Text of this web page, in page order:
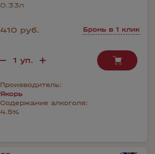
0.33л
410 руб. Бронь в 1 клик
Производитель:
Якорь
Содержание алкоголя:
4.5%